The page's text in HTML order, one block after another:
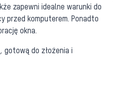
zapewni idealne warunki do
przed komputerem. Ponadto
okna.
gotową do złożenia i